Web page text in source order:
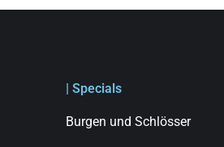
| Specials
Burgen und Schlösser